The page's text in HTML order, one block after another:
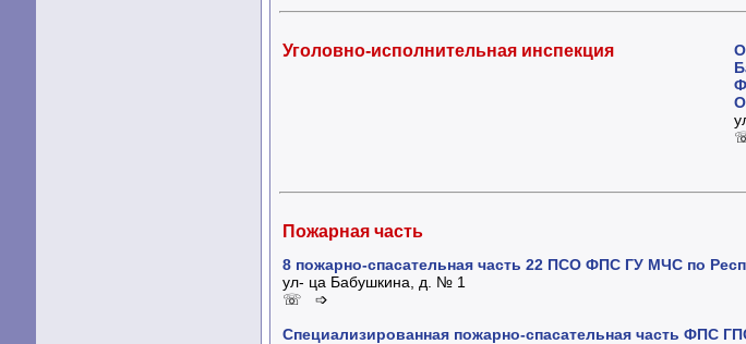
Уголовно-исполнительная инспекция
Пожарная часть
8 пожарно-спасательная часть 22 ПСО ФПС ГУ МЧС по
ул- ца Бабушкина, д. № 1
☏ ➩
Специализированная пожарно-спасательная часть ФПС